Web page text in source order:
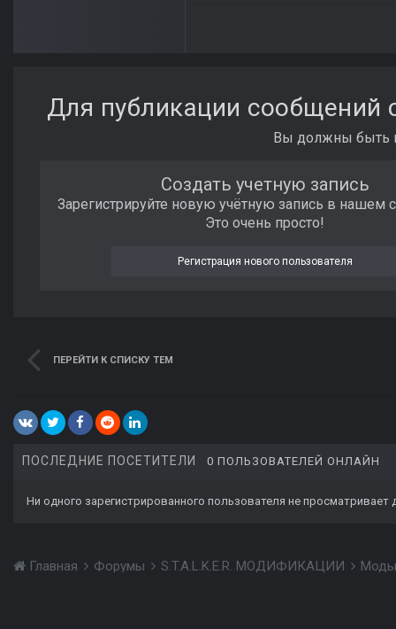
Для публикации сообщений
Вы должны быть
Создать учетную запись
Зарегистрируйте новую учётную запись в нашем
Это очень просто!
Регистрация нового пользователя
ПЕРЕЙТИ К СПИСКУ ТЕМ
ПОСЛЕДНИЕ ПОСЕТИТЕЛИ 0 ПОЛЬЗОВАТЕЛЕЙ ОНЛАЙН
Ни одного зарегистрированного пользователя не просматривает
Главная Форумы S.T.A.L.K.E.R. МОДИФИКАЦИИ